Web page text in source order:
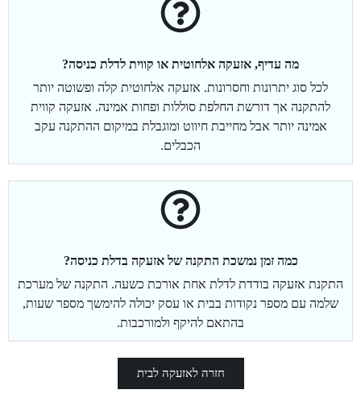
מה עדיף, אזעקה אלחוטית או קווית לדלת כניסה?
לכל סוג יתרונות וחסרונות. אזעקה אלחוטית קלה ופשוטה יותר
להתקנה אך דורשת החלפת סוללות ופחות אמינה. אזעקה קווית
אמינה יותר אבל מחייבת חיווט ומוגבלת במיקום ההתקנה עקב
הכבלים.
כמה זמן נמשכת התקנה של אזעקה בדלת כניסה?
התקנת אזעקה בודדת לדלת אחת אורכת כשעה. התקנה של מערכת
שלמה עם מספר נקודות בבית או עסק יכולה להימשך מספר שעות,
בהתאם להיקף ולמורכבות.
חזרה לאזעקה לבית